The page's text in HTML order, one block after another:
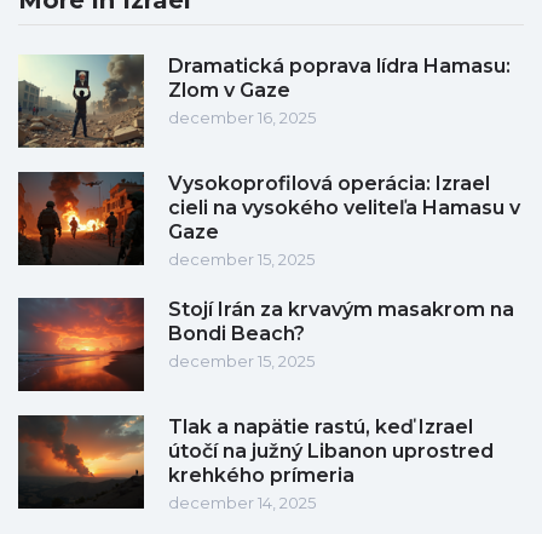
Dramatická poprava lídra Hamasu:
Zlom v Gaze
december 16, 2025
Vysokoprofilová operácia: Izrael
cieli na vysokého veliteľa Hamasu v
Gaze
december 15, 2025
Stojí Irán za krvavým masakrom na
Bondi Beach?
december 15, 2025
Tlak a napätie rastú, keď Izrael
útočí na južný Libanon uprostred
krehkého prímeria
december 14, 2025